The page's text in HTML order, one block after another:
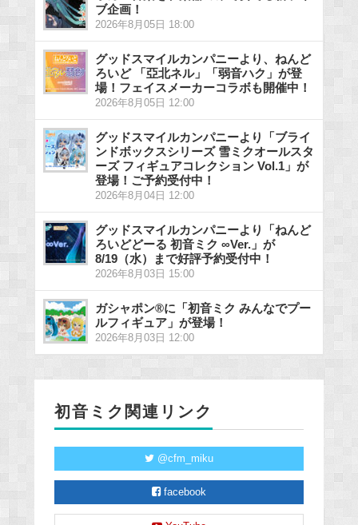
ブ企画！
2026年8月05日 18:00
グッドスマイルカンパニーより、ねんど
ろいど 「亞北ネル」「弱音ハク」が登
場！フェイスメーカーコラボも開催中！
2026年8月05日 12:00
グッドスマイルカンパニーより「ブライ
ンドボックスシリーズ 雪ミクオールスタ
ーズ フィギュアコレクション Vol.1」が
登場！ご予約受付中！
2026年8月04日 12:00
グッドスマイルカンパニーより「ねんど
ろいどどーる 初音ミク ∞Ver.」が
8/19（水）まで好評予約受付中！
2026年8月03日 15:00
ガシャポン®に「初音ミク みんなでプー
ルフィギュア」が登場！
2026年8月03日 12:00
初音ミク関連リンク
@cfm_miku
facebook